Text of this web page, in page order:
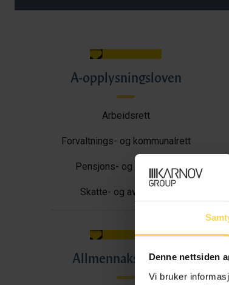
Denne nettsiden
Vi bruker
A-opplysningsloven
Arbeidsrett
Forvaltnings- og kommunalrett
Pensjons- og trygderett
Skatte- og avgiftsrett
Allmennaksjeloven